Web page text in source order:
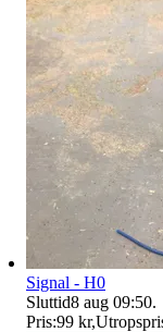
Signal - H0
Sluttid8 aug 09:50.
Pris:99 kr,